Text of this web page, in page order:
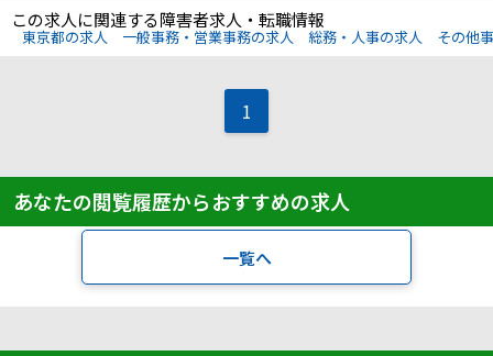
この求人に関連する障害者求人・転職情報
東京都の求人 一般事務・営業事務の求人 総務・人事の求人 その他
1
あなたの閲覧履歴からおすすめの求人
一覧へ